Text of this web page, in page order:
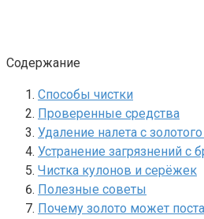
Содержание
Способы чистки
Проверенные средства
Удаление налета с
Устранение загрязнений с
Чистка кулонов и серёжек
Полезные советы
Почему золото может